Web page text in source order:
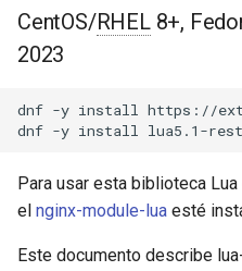
s
q
e
a
auth-digest
auth-ldap
auth-pam
auth-radius
ejemplo de jwt_obj
ejemplo de table_of_jwt
Verificación
ejemplo de claim_spec
seguridad
NGINX - Paquetes RPM para
RHEL y CentOS
Servidor Web Angie - Instalar
en RHEL, CentOS, Rocky
CentOS/RHEL8+,
2023
dnf -y install
https://
dnf -y install
Para usar esta biblioteca
el nginx-module-lua esté
Este documento describe